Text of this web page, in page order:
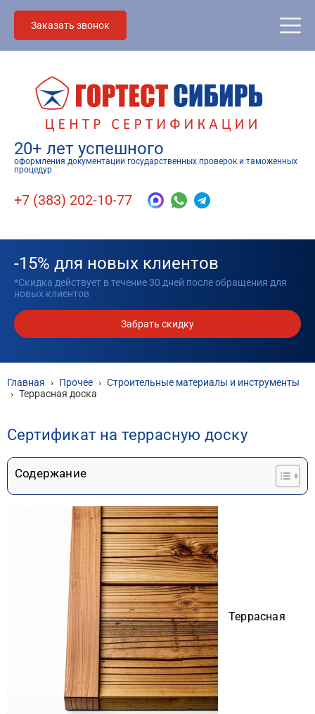
Заказать звонок
20+ лет успешного
оформления документации государственных проверок и таможенных
процедур
+7 (383) 202-10-77
-15% для новых клиентов
*Скидка действует в течение 30 дней после обращения для
новых клиентов
Забрать скидку
Главная › Прочее › Строительные материалы и инструменты
› Террасная доска
Сертификат на террасную доску
Содержание
Террасная